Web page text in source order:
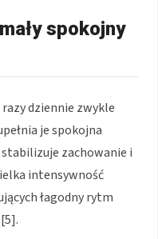
spokojny
dziennie zwykle
je spokojna
zachowanie i
intensywność
łagodny rytm